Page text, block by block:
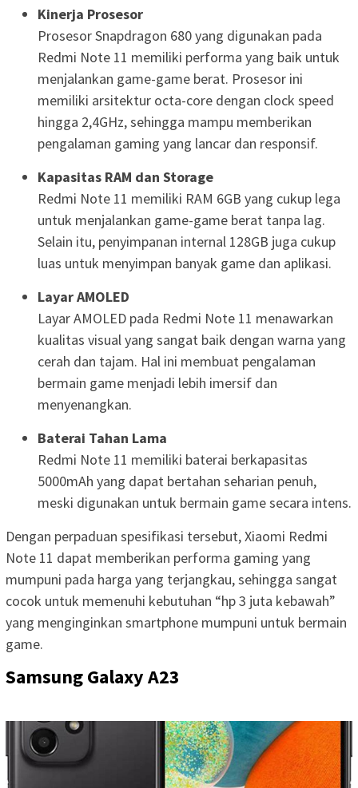
Kinerja Prosesor
Prosesor Snapdragon 680 yang digunakan pada
Redmi Note 11 memiliki performa yang baik untuk
menjalankan game-game berat. Prosesor ini
memiliki arsitektur octa-core dengan clock speed
hingga 2,4GHz, sehingga mampu memberikan
pengalaman gaming yang lancar dan responsif.
Kapasitas RAM dan Storage
Redmi Note 11 memiliki RAM 6GB yang cukup lega
untuk menjalankan game-game berat tanpa lag.
Selain itu, penyimpanan internal 128GB juga cukup
luas untuk menyimpan banyak game dan aplikasi.
Layar AMOLED
Layar AMOLED pada Redmi Note 11 menawarkan
kualitas visual yang sangat baik dengan warna yang
cerah dan tajam. Hal ini membuat pengalaman
bermain game menjadi lebih imersif dan
menyenangkan.
Baterai Tahan Lama
Redmi Note 11 memiliki baterai berkapasitas
5000mAh yang dapat bertahan seharian penuh,
meski digunakan untuk bermain game secara intens.
Dengan perpaduan spesifikasi tersebut, Xiaomi Redmi
Note 11 dapat memberikan performa gaming yang
mumpuni pada harga yang terjangkau, sehingga sangat
cocok untuk memenuhi kebutuhan “hp 3 juta kebawah”
yang menginginkan smartphone mumpuni untuk bermain
game.
Samsung Galaxy A23